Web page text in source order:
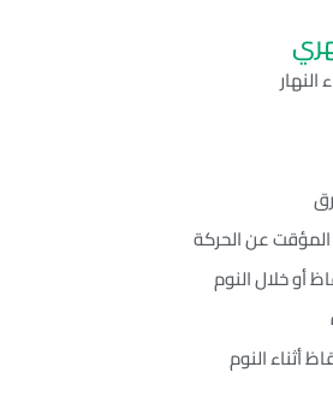
المؤقت عن الحركة
أو خلال النوم
أثناء النوم